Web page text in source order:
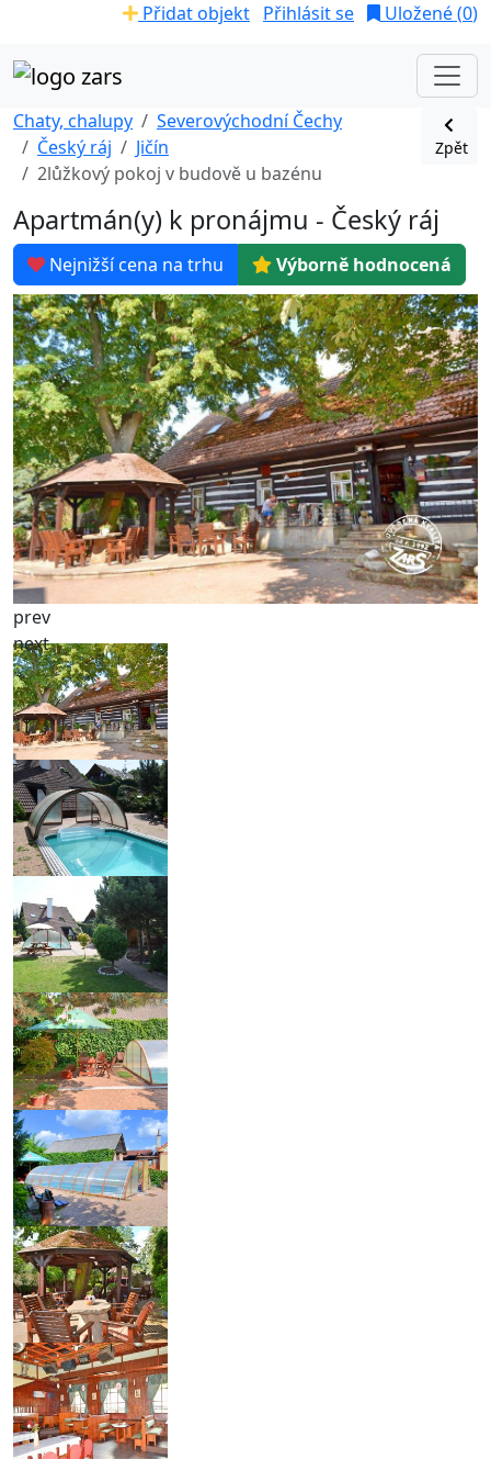
Přidat objekt Přihlásit se Uložené (0)
Chaty, chalupy
Severovýchodní Čechy
Český ráj
Jičín
2lůžkový pokoj v budově u bazénu
Zpět
Apartmán(y) k pronájmu - Český ráj
Nejnižší cena na trhu Výborně hodnocená
prev
next